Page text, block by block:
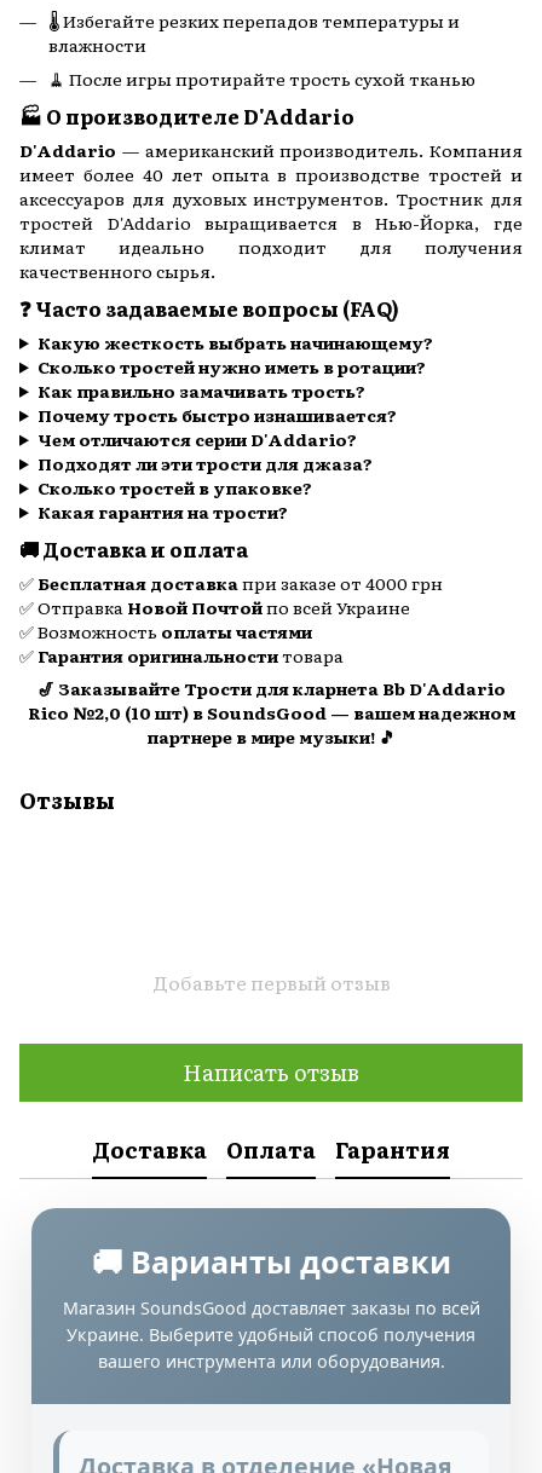
🌡️ Избегайте резких перепадов температуры и
влажности
🧹 После игры протирайте трость сухой тканью
🏭 О производителе D'Addario
D'Addario — американский производитель. Компания
имеет более 40 лет опыта в производстве тростей и
аксессуаров для духовых инструментов. Тростник для
тростей D'Addario выращивается в Нью-Йорка, где
климат идеально подходит для получения
качественного сырья.
❓ Часто задаваемые вопросы (FAQ)
Какую жесткость выбрать начинающему?
Сколько тростей нужно иметь в ротации?
Как правильно замачивать трость?
Почему трость быстро изнашивается?
Чем отличаются серии D'Addario?
Подходят ли эти трости для джаза?
Сколько тростей в упаковке?
Какая гарантия на трости?
🚚 Доставка и оплата
✅ Бесплатная доставка при заказе от 4000 грн
✅ Отправка Новой Почтойпо всей Украине
✅ Возможность оплаты частями
✅ Гарантия оригинальноститовара
🎷 Заказывайте Трости для кларнета Bb D'Addario
Rico №2,0 (10 шт) в SoundsGood — вашем надежном
партнере в мире музыки! 🎵
Отзывы
Добавьте первый отзыв
Написать отзыв
Доставка Оплата Гарантия
🚚 Варианты доставки
Магазин SoundsGood доставляет заказы по всей
Украине. Выберите удобный способ получения
вашего инструмента или оборудования.
Доставка в отделение «Новая